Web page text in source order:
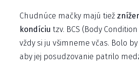
Chudnúce mačky majú tiež
kondíciu tzv. BCS (Body
vždy si ju všimneme včas. Bolo
aby jej posudzovanie patrilo